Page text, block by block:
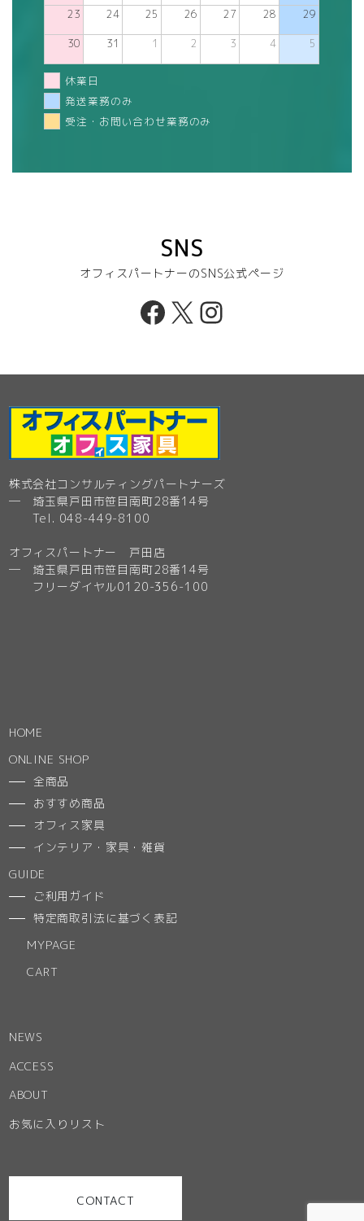
23 24 25 26 27 28 29
30 31 1 2 3 4 5
休業日
発送業務のみ
受注・お問い合わせ業務のみ
SNS
オフィスパートナーのSNS公式ページ
Facebook
X Instagram
株式会社コンサルティングパートナーズ
─ 埼玉県戸田市笹目南町28番14号
Tel. 048-449-8100
オフィスパートナー 戸田店
─ 埼玉県戸田市笹目南町28番14号
フリーダイヤル0120-356-100
HOME
ONLINE SHOP
全商品
おすすめ商品
オフィス家具
インテリア・家具・雑貨
GUIDE
ご利用ガイド
特定商取引法に基づく表記
MYPAGE
CART
NEWS
ACCESS
ABOUT
お気に入りリスト
CONTACT